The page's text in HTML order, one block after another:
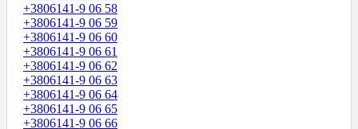
+3806141-9 06 58
+3806141-9 06 59
+3806141-9 06 60
+3806141-9 06 61
+3806141-9 06 62
+3806141-9 06 63
+3806141-9 06 64
+3806141-9 06 65
+3806141-9 06 66